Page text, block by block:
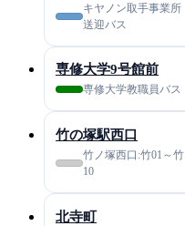
キヤノン取手事業所
送迎バス
専修大学9号館前
専修大学教職員バス
竹の塚駅西口
竹ノ塚西口:竹01～竹
10
北寺町